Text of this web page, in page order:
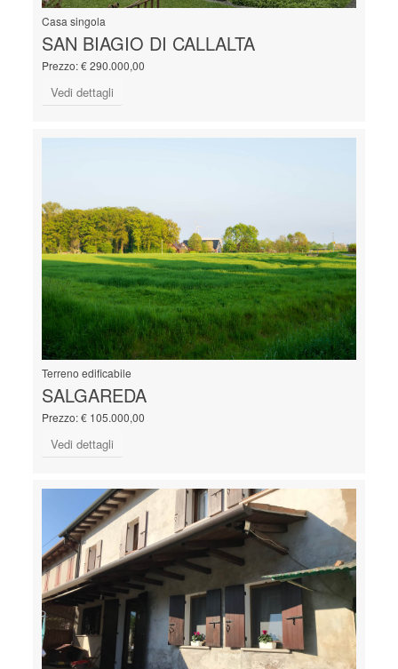
Casa singola
SAN BIAGIO DI CALLALTA
Prezzo: € 290.000,00
Vedi dettagli
Terreno edificabile
SALGAREDA
Prezzo: € 105.000,00
Vedi dettagli